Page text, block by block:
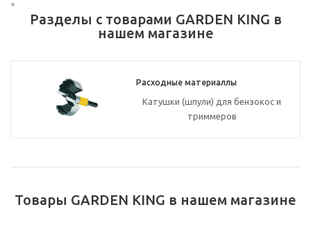
*
Разделы с товарами GARDEN KING в
нашем магазине
Расходные материаллы
Катушки (шпули) для бензокос и
триммеров
Товары GARDEN KING в нашем магазине